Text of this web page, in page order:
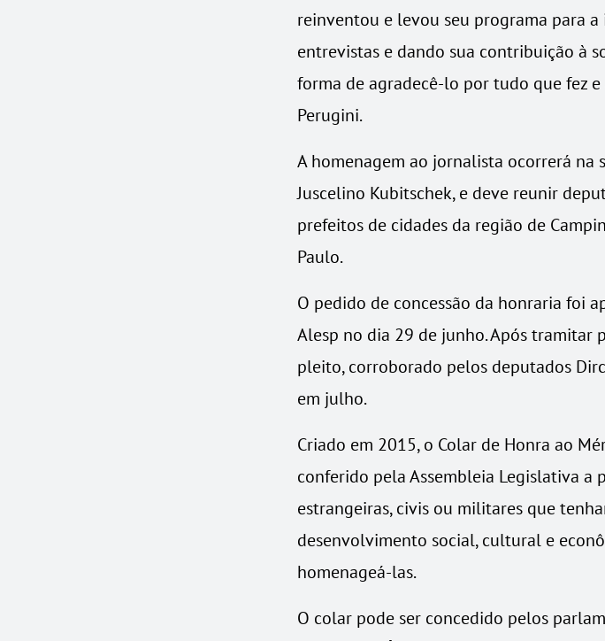
reinventou e levou seu programa para
entrevistas e dando sua contribuição à
forma de agradecê-lo por tudo que fez
Perugini.
A homenagem ao jornalista ocorrerá na
Juscelino Kubitschek, e deve reunir
prefeitos de cidades da região de
Paulo.
O pedido de concessão da honraria foi
Alesp no dia 29 de junho. Após tramitar
pleito, corroborado pelos deputados
em julho.
Criado em 2015, o Colar de Honra ao
conferido pela Assembleia Legislativa a
estrangeiras, civis ou militares que
desenvolvimento social, cultural e
homenageá-las.
O colar pode ser concedido pelos